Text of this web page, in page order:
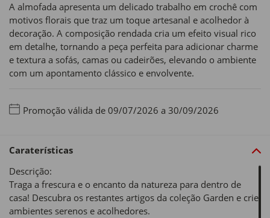
A almofada apresenta um delicado trabalho em crochê com
motivos florais que traz um toque artesanal e acolhedor à
decoração. A composição rendada cria um efeito visual rico
em detalhe, tornando a peça perfeita para adicionar charme
e textura a sofás, camas ou cadeirões, elevando o ambiente
com um apontamento clássico e envolvente.
Promoção válida de 09/07/2026 a 30/09/2026
Caraterísticas
Descrição:
Traga a frescura e o encanto da natureza para dentro de
casa! Descubra os restantes artigos da coleção Garden e crie
ambientes serenos e acolhedores.